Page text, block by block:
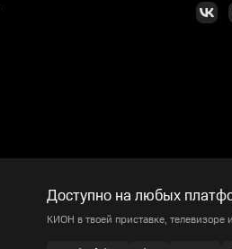
Доступно на любых
КИОН в твоей приставке, телевизоре